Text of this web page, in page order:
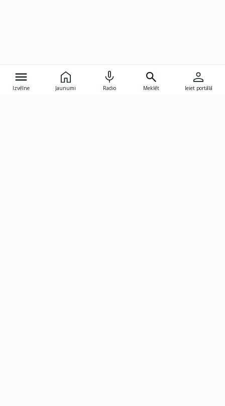
Izvēlne Jaunumi Radio Meklēt Ieiet portālā